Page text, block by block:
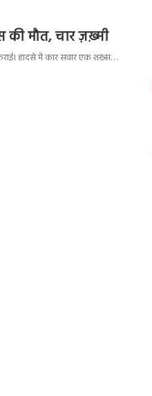
मौत, चार ज़ख़्मी
हादसे में कार सवार एक शख्स…